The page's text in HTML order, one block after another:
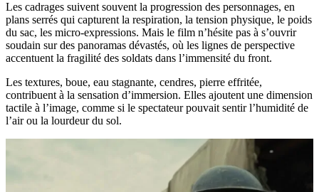
Les cadrages suivent souvent la progression des personnages, en
plans serrés qui capturent la respiration, la tension physique, le poids
du sac, les micro-expressions. Mais le film n’hésite pas à s’ouvrir
soudain sur des panoramas dévastés, où les lignes de perspective
accentuent la fragilité des soldats dans l’immensité du front.
Les textures, boue, eau stagnante, cendres, pierre effritée,
contribuent à la sensation d’immersion. Elles ajoutent une dimension
tactile à l’image, comme si le spectateur pouvait sentir l’humidité de
l’air ou la lourdeur du sol.